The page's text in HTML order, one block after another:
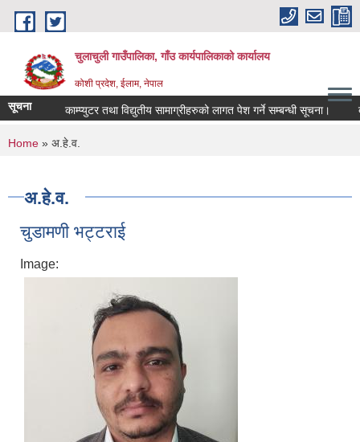
Skip to main content
चुलाचुली गाउँपालिका, गाँउ कार्यपालिकाको कार्यालय
कोशी प्रदेश, ईलाम, नेपाल
सूचना काम्प्युटर तथा विद्युतीय सामाग्रीहरुको लागत पेश गर्ने सम्बन्धी सूचना।
You are here
Home » अ.हे.व.
अ.हे.व.
चुडामणी भट्टराई
Image: